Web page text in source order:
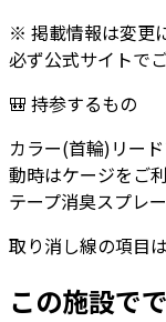
※ 掲載情報は変更
必ず公式サイトで
🎒 持参するもの
カラー(首輪)リード
動時はケージをご
テープ消臭スプレー
取り消し線の項目
この施設で